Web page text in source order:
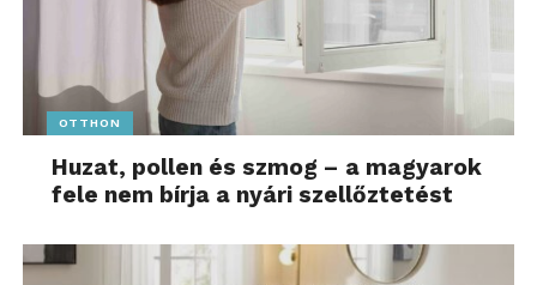
OTTHON
Huzat, pollen és szmog – a magyarok
fele nem bírja a nyári szellőztetést